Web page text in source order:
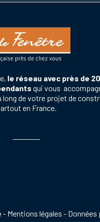
le réseau avec près de
qui vous
long de votre projet de
en France.
Mentions légales Données